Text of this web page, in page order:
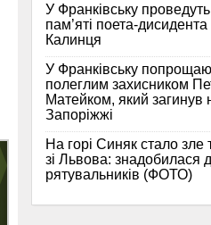
У Франківську проведуть
пам’яті поета-дисидента
Калинця
У Франківську
полеглим захисником
Матейком, який загинув
Запоріжжі
На горі Синяк стало зле
зі Львова: знадобилася
рятувальників (ФОТО)